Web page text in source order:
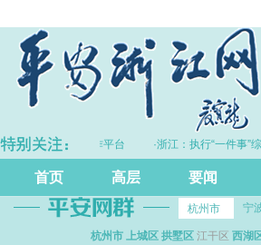
边界联勤联动工作平台
·浙江：执行“一件事”综
首页 高层 要闻
杭州市 宁
杭州市 上城区 拱墅区 江干区 西湖